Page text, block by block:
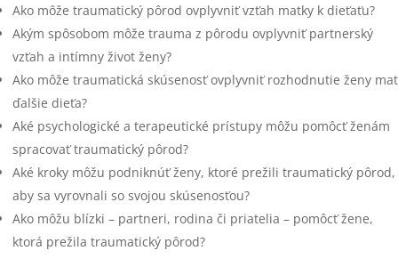
Ako môže traumatický pôrod ovplyvniť vzťah matky k dieťaťu?
Akým spôsobom môže trauma z pôrodu ovplyvniť partnerský
vzťah a intímny život ženy?
Ako môže traumatická skúsenosť ovplyvniť rozhodnutie ženy mať
ďalšie dieťa?
Aké psychologické a terapeutické prístupy môžu pomôcť ženám
spracovať traumatický pôrod?
Aké kroky môžu podniknúť ženy, ktoré prežili traumatický pôrod,
aby sa vyrovnali so svojou skúsenosťou?
Ako môžu blízki – partneri, rodina či priatelia – pomôcť žene,
ktorá prežila traumatický pôrod?